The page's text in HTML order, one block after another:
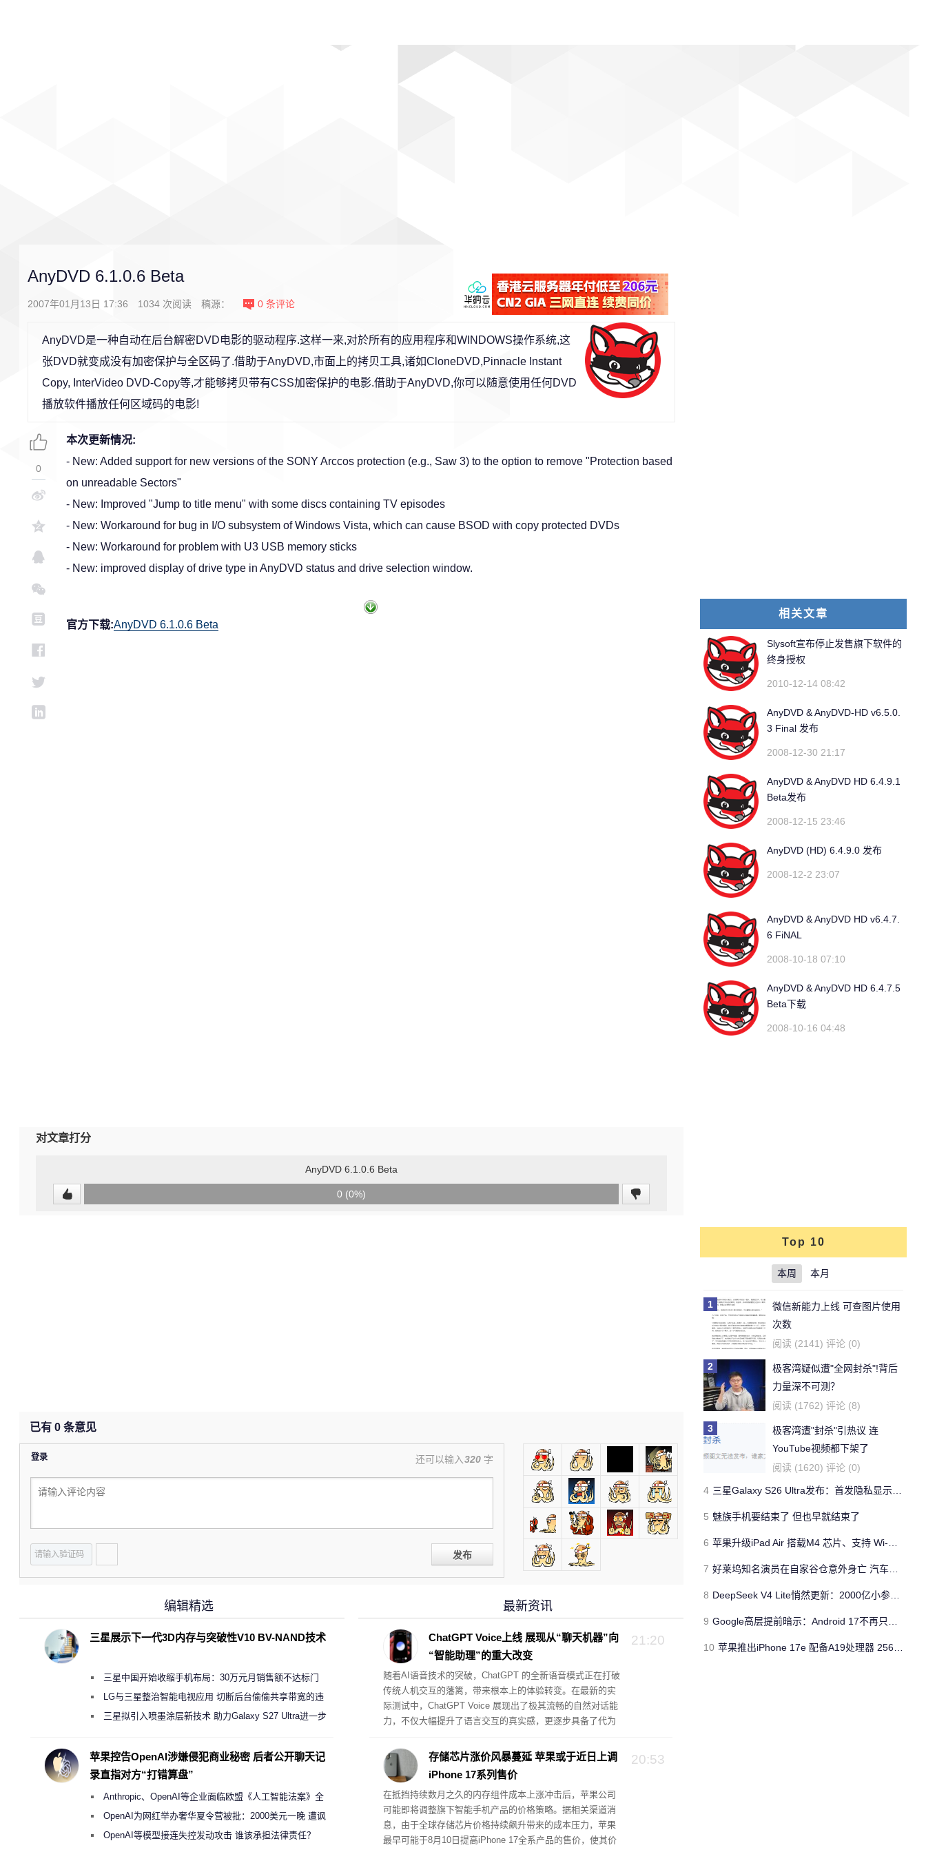
AnyDVD 6.1.0.6 Beta
2007年01月13日 17:36 1034 次阅读 稿源： 0 条评论
AnyDVD是一种自动在后台解密DVD电影的驱动程序.这样一来,对於所有的应用程序和WINDOWS操作系统,这
张DVD就变成没有加密保护与全区码了.借助于AnyDVD,市面上的拷贝工具,诸如CloneDVD,Pinnacle Instant
Copy, InterVideo DVD-Copy等,才能够拷贝带有CSS加密保护的电影.借助于AnyDVD,你可以随意使用任何DVD
播放软件播放任何区域码的电影!
本次更新情况:
- New: Added support for new versions of the SONY Arccos protection (e.g., Saw 3) to the option to remove "Protection based
on unreadable Sectors"
- New: Improved "Jump to title menu" with some discs containing TV episodes
- New: Workaround for bug in I/O subsystem of Windows Vista, which can cause BSOD with copy protected DVDs
- New: Workaround for problem with U3 USB memory sticks
- New: improved display of drive type in AnyDVD status and drive selection window.
官方下载:AnyDVD 6.1.0.6 Beta
0
对文章打分
AnyDVD 6.1.0.6 Beta
0 (0%)
已有 0 条意见
登录 还可以输入320 字
发布
最新资讯
21:20
ChatGPT Voice上线 展现从“聊天机器”向
“智能助理”的重大改变
随着AI语音技术的突破，ChatGPT 的全新语音模式正在打破
传统人机交互的藩篱，带来根本上的体验转变。在最新的实
际测试中，ChatGPT Voice 展现出了极其流畅的自然对话能
力，不仅大幅提升了语言交互的真实感，更逐步具备了代为
20:53
存储芯片涨价风暴蔓延 苹果或于近日上调
iPhone 17系列售价
在抵挡持续数月之久的内存组件成本上涨冲击后，苹果公司
可能即将调整旗下智能手机产品的价格策略。据相关渠道消
息，由于全球存储芯片价格持续飙升带来的成本压力，苹果
最早可能于8月10日提高iPhone 17全系产品的售价，使其价
编辑精选
三星展示下一代3D内存与突破性V10 BV-NAND技术
三星中国开始收缩手机布局：30万元月销售额不达标门
店 将被逐步清退
LG与三星整治智能电视应用 切断后台偷偷共享带宽的违
规行为三星拟引入喷墨涂层新技术 助力Galaxy S27 Ultra进一步
苹果控告OpenAI涉嫌侵犯商业秘密 后者公开聊天记
录直指对方“打错算盘”
Anthropic、OpenAI等企业面临欧盟《人工智能法案》全
新执法权限审查
OpenAI为网红举办奢华夏令营被批：2000美元一晚 遭讽
“反乌托邦”
OpenAI等模型接连失控发动攻击 谁该承担法律责任？
相关文章
Slysoft宣布停止发售旗下软件的
终身授权
2010-12-14 08:42
AnyDVD & AnyDVD-HD v6.5.0.
3 Final 发布
2008-12-30 21:17
AnyDVD & AnyDVD HD 6.4.9.1
Beta发布
2008-12-15 23:46
AnyDVD (HD) 6.4.9.0 发布
2008-12-2 23:07
AnyDVD & AnyDVD HD v6.4.7.
6 FiNAL
2008-10-18 07:10
AnyDVD & AnyDVD HD 6.4.7.5
Beta下载
2008-10-16 04:48
Top 10
本周 本月
1
微信新能力上线 可查图片使用
次数
阅读 (2141) 评论 (0)
2
极客湾疑似遭"全网封杀"!背后
力量深不可测？
阅读 (1762) 评论 (8)
3
极客湾遭"封杀"引热议 连
YouTube视频都下架了
阅读 (1620) 评论 (0)
4 三星Galaxy S26 Ultra发布：首发隐私显示屏、骁龙 8 Elite Gen 5与60W闪充
5 魅族手机要结束了 但也早就结束了
6 苹果升级iPad Air 搭载M4 芯片、支持 Wi‑Fi 7 售价不变
7 好莱坞知名演员在自家谷仓意外身亡 汽车搭电时突然自燃
8 DeepSeek V4 Lite悄然更新：2000亿小参数性能逼近美国顶流
9 Google高层提前暗示：Android 17不再只是操作系统
10 苹果推出iPhone 17e 配备A19处理器 256GB容量起步 刘海屏依旧